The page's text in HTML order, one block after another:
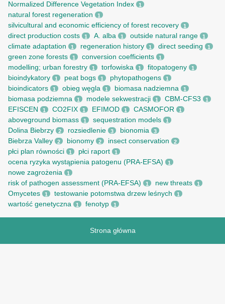
Normalized Difference Vegetation Index 1
natural forest regeneration 1
silvicultural and economic efficiency of forest recovery 1
direct production costs 1 A. alba 1 outside natural range 1
climate adaptation 1 regeneration history 1 direct seeding 1
green zone forests 1 conversion coefficients 1
modelling; urban forestry 1 torfowiska 1 fitopatogeny 1
bioindykatory 1 peat bogs 1 phytopathogens 1
bioindicators 1 obieg węgla 1 biomasa nadziemna 1
biomasa podziemna 1 modele sekwestracji 1 CBM-CFS3 1
EFISCEN 1 CO2FIX 1 EFIMOD 1 CASMOFOR 1
aboveground biomass 1 sequestration models 1
Dolina Biebrzy 2 rozsiedlenie 3 bionomia 3
Biebrza Valley 2 bionomy 2 insect conservation 2
płci plan równości 1 płci raport 1
ocena ryzyka wystąpienia patogenu (PRA-EFSA) 1
nowe zagrożenia 1
risk of pathogen assessment (PRA-EFSA) 1 new threats 1
Omycetes 1 testowanie potomstwa drzew leśnych 1
wartość genetyczna 1 fenotyp 1
Strona główna